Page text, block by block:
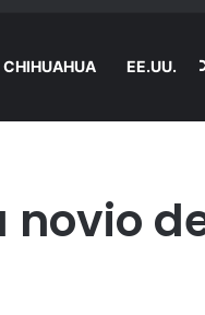
CHIHUAHUA EE.UU.
novio